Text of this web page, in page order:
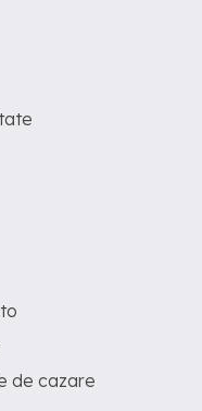
de cazare